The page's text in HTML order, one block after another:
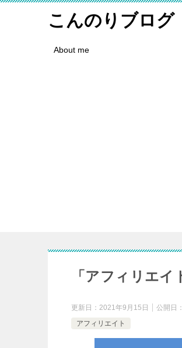
こんのりブログ
About me
「アフィリエ
更新日： 2021年9月15日 公開日：
アフィリエイト